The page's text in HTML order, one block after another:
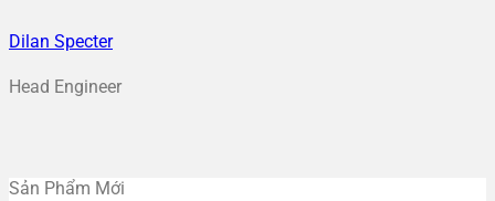
Dilan Specter
Head Engineer
Sản Phẩm Mới